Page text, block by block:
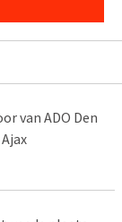
van ADO Den